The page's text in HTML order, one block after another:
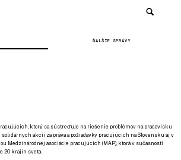
ĎALŠIE SPRÁVY
ktorý sa sústreďuje na riešenie problémov na pracovisku
solidárnych akcií za práva a požiadavky pracujúcich na Slovensku aj v
Medzinárodnej asociácie pracujúcich (MAP), ktorá v súčasnosti
20 krajín sveta.